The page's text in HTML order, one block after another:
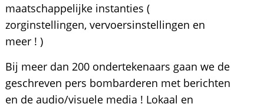
maatschappelijke instanties (
zorginstellingen, vervoersinstellingen en
meer ! )
Bij meer dan 200 ondertekenaars gaan we de
geschreven pers bombarderen met berichten
en de audio/visuele media ! Lokaal en